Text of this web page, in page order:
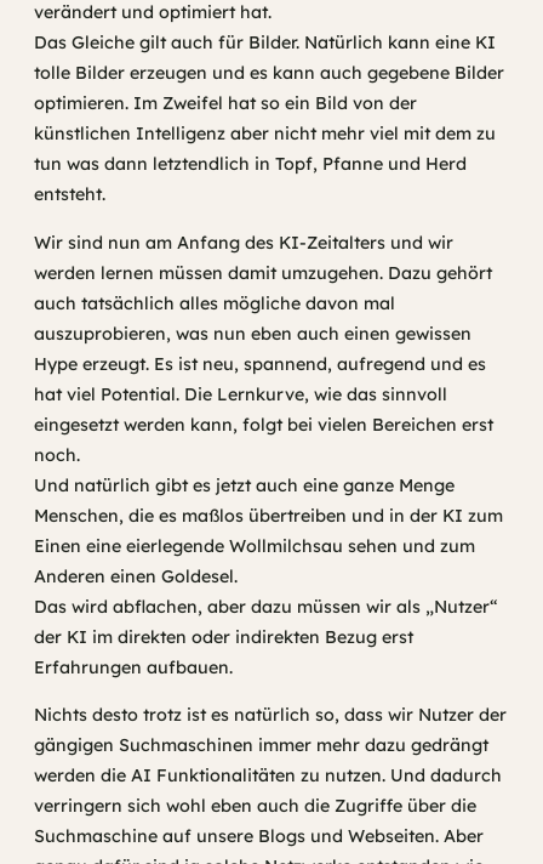
verändert und optimiert hat.
Das Gleiche gilt auch für Bilder. Natürlich kann eine KI
tolle Bilder erzeugen und es kann auch gegebene Bilder
optimieren. Im Zweifel hat so ein Bild von der
künstlichen Intelligenz aber nicht mehr viel mit dem zu
tun was dann letztendlich in Topf, Pfanne und Herd
entsteht.
Wir sind nun am Anfang des KI-Zeitalters und wir
werden lernen müssen damit umzugehen. Dazu gehört
auch tatsächlich alles mögliche davon mal
auszuprobieren, was nun eben auch einen gewissen
Hype erzeugt. Es ist neu, spannend, aufregend und es
hat viel Potential. Die Lernkurve, wie das sinnvoll
eingesetzt werden kann, folgt bei vielen Bereichen erst
noch.
Und natürlich gibt es jetzt auch eine ganze Menge
Menschen, die es maßlos übertreiben und in der KI zum
Einen eine eierlegende Wollmilchsau sehen und zum
Anderen einen Goldesel.
Das wird abflachen, aber dazu müssen wir als „Nutzer“
der KI im direkten oder indirekten Bezug erst
Erfahrungen aufbauen.
Nichts desto trotz ist es natürlich so, dass wir Nutzer der
gängigen Suchmaschinen immer mehr dazu gedrängt
werden die AI Funktionalitäten zu nutzen. Und dadurch
verringern sich wohl eben auch die Zugriffe über die
Suchmaschine auf unsere Blogs und Webseiten. Aber